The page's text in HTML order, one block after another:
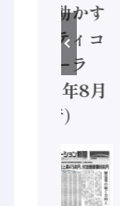
安全に動かす
セーフティコ
ントローラ
（2026年8月
5日発行）